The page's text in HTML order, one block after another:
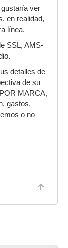
ver
en realidad,
línea.
SSL, AMS-
detalles de
de su
MARCA,
gastos,
o no